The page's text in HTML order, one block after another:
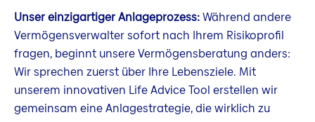
Unser einzigartiger Anlageprozess:Während andere
Vermögensverwalter sofort nach Ihrem Risikoprofil
fragen, beginnt unsere Vermögensberatung anders:
Wir sprechen zuerst über Ihre Lebensziele. Mit
unserem innovativen Life Advice Tool erstellen wir
gemeinsam eine Anlagestrategie, die wirklich zu